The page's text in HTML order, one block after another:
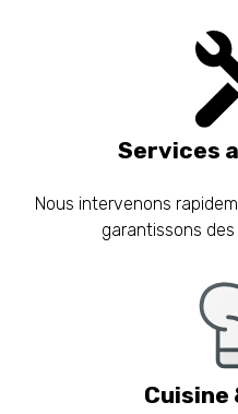
Services
Nous intervenons
garantissons
Cuisine